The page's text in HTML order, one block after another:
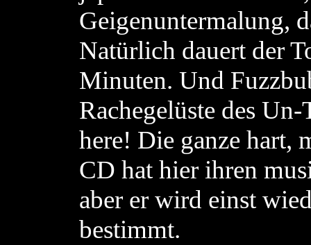
Geigenuntermalung,
Natürlich dauert der
Minuten. Und
Rachegelüste des
here! Die ganze hart,
CD hat hier ihren
aber er wird einst
bestimmt.